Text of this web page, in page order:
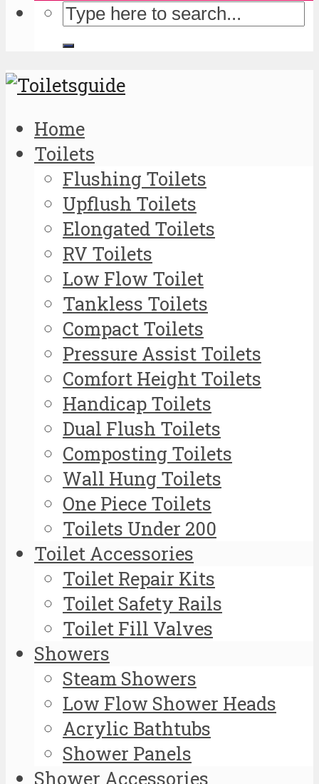
Home
Toilets
Flushing Toilets
Upflush Toilets
Elongated Toilets
RV Toilets
Low Flow Toilet
Tankless Toilets
Compact Toilets
Pressure Assist Toilets
Comfort Height Toilets
Handicap Toilets
Dual Flush Toilets
Composting Toilets
Wall Hung Toilets
One Piece Toilets
Toilets Under 200
Toilet Accessories
Toilet Repair Kits
Toilet Safety Rails
Toilet Fill Valves
Showers
Steam Showers
Low Flow Shower Heads
Acrylic Bathtubs
Shower Panels
Shower Accessories